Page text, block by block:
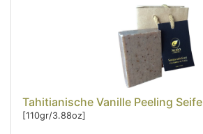
Tahitianische Vanille Peeling Seife
[110gr/3.88oz]